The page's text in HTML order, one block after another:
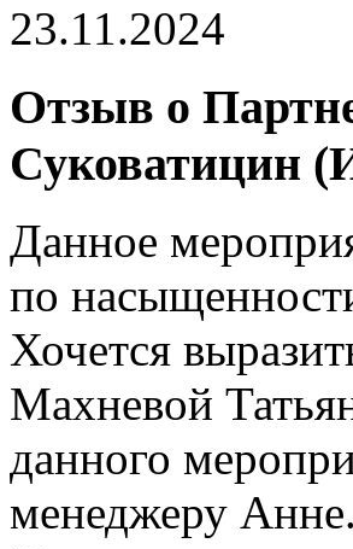
23.11.2024
Отзыв о
Суковатицин
Данное
по
Хочется
Махневой
данного
менеджеру Анне.